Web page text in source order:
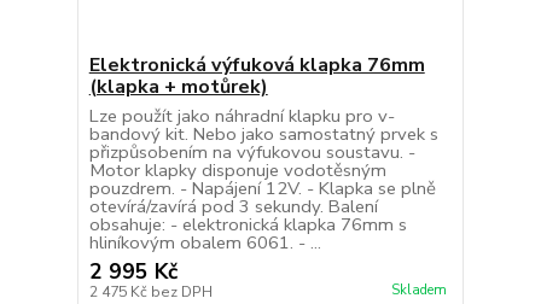
Elektronická výfuková klapka 76mm
(klapka + motůrek)
Lze použít jako náhradní klapku pro v-
bandový kit. Nebo jako samostatný prvek s
přizpůsobením na výfukovou soustavu. -
Motor klapky disponuje vodotěsným
pouzdrem. - Napájení 12V. - Klapka se plně
otevírá/zavírá pod 3 sekundy. Balení
obsahuje: - elektronická klapka 76mm s
hliníkovým obalem 6061. - ...
2 995 Kč
2 475 Kč bez DPH Skladem